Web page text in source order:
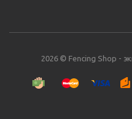
2026 © Fencing Shop -